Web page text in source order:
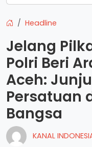
Headline
Jelang
Polri Beri
Aceh:
Persatuan
Bangsa
KANAL